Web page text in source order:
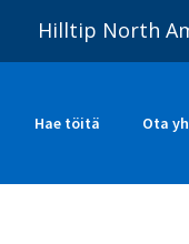
Hilltip North
Hae töitä Ota